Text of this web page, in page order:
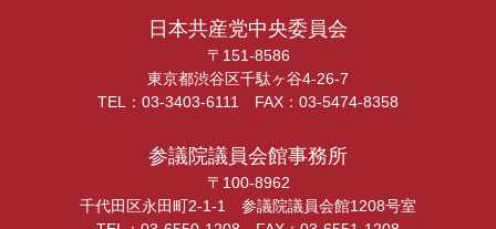
日本共産党中央委員会
〒151-8586
東京都渋谷区千駄ヶ谷4-26-7
TEL：03-3403-6111 FAX：03-5474-8358
参議院議員会館事務所
〒100-8962
千代田区永田町2-1-1 参議院議員会館1208号室